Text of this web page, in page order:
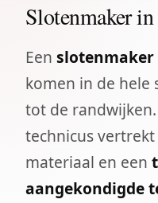
Slotenmaker in
Een slotenmaker
komen in de hele
tot de randwijken.
technicus
materiaal en een
aangekondigde